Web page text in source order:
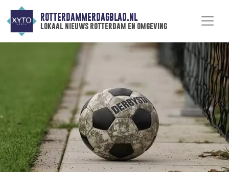
ROTTERDAMMERDAGBLAD.NL
lokaal nieuws rotterdam en omgeving